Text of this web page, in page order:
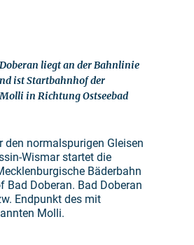
liegt an der Bahnlinie
ist Startbahnhof der
in Richtung Ostseebad
den normalspurigen Gleisen
Wismar startet die
Bäderbahn
Bad Doberan. Bad Doberan
Endpunkt des mit
Molli.